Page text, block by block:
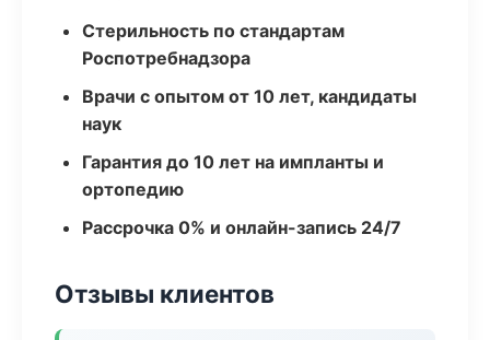
Стерильность по стандартам
Роспотребнадзора
Врачи с опытом от 10 лет, кандидаты
наук
Гарантия до 10 лет на импланты и
ортопедию
Рассрочка 0% и онлайн-запись 24/7
Отзывы клиентов